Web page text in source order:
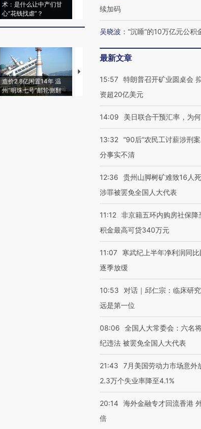
术：是什么让中产们甘
心“花钱找虐”？
粒摇头丸 尿检体内含3种
造价2.8亿闲置14年 温
州“明珠七号”邮轮侧翻
特朗普出席葬礼疑似打瞌
睡引争议 白宫怒斥批评
者“堕落的白痴”
38岁梅西上演
续加码
吴晓波 ： “沉睡”的10万亿元公积
最新文章
15:57 特朗普召开矿业圆桌会
资超20亿美元
14:09 美日联合干预汇率，为
13:32 “90后”农民工讨薪涉刑
分事实不清
12:36
贵州山脚树矿难致16人
涉罪被罢免全国人大代表
11:12 非京籍五环内购房社保
积金最高可贷340万元
11:07
寒武纪上半年净利润同
逐季放缓
10:53
对话｜邱仁宗：临床研
远是第一位
08:06
全国人大常委会：六名
纪违法 被罢免全国人大代表
21:43
7月美国劳动力市场意外
2.3万个失业率降至4.1%
20:14 海外金融专才回流香港
倍